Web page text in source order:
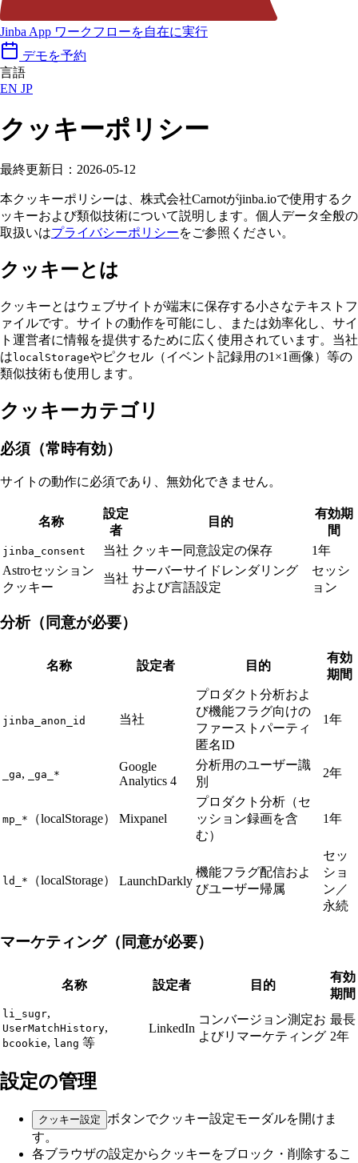
Jinba App ワークフローを自在に実行
デモを予約
言語
EN JP
クッキーポリシー
最終更新日：2026-05-12
本クッキーポリシーは、株式会社Carnotがjinba.ioで使用するク
ッキーおよび類似技術について説明します。個人データ全般の
取扱いはプライバシーポリシーをご参照ください。
クッキーとは
クッキーとはウェブサイトが端末に保存する小さなテキストフ
ァイルです。サイトの動作を可能にし、または効率化し、サイ
ト運営者に情報を提供するために広く使用されています。当社
は localStorageやピクセル（イベント記録用の1×1画像）等の
類似技術も使用します。
クッキーカテゴリ
必須（常時有効）
サイトの動作に必須であり、無効化できません。
名称
設定
者
目的
有効期
間
jinba_consent 当社 クッキー同意設定の保存
1年
Astroセッション
クッキー
当社
サーバーサイドレンダリング
および言語設定
セッシ
ョン
分析（同意が必要）
名称 設定者 目的
有効
期間
jinba_anon_id 当社
プロダクト分析およ
び機能フラグ向けの
ファーストパーティ
匿名ID
1年
_ga, _ga_*
Google
Analytics 4
分析用のユーザー識
別
2年
mp_* （localStorage） Mixpanel
プロダクト分析（セ
ッション録画を含
む）
1年
ld_* （localStorage） LaunchDarkly
機能フラグ配信およ
びユーザー帰属
セッ
ショ
ン／
永続
マーケティング（同意が必要）
名称 設定者 目的
有効
期間
li_sugr,
UserMatchHistory,
bcookie, lang 等
LinkedIn
コンバージョン測定お
よびリマーケティング
最長
2年
設定の管理
クッキー設定
ボタンでクッキー設定モーダルを開けま
す。
各ブラウザの設定からクッキーをブロック・削除するこ